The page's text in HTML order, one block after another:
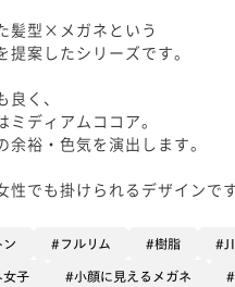
髪型×メガネという
案したシリーズです。
く、
ディアムココア。
裕・色気を演出します。
性でも掛けられるデザインで
ン フルリム 樹脂
女子 小顔に見えるメガネ